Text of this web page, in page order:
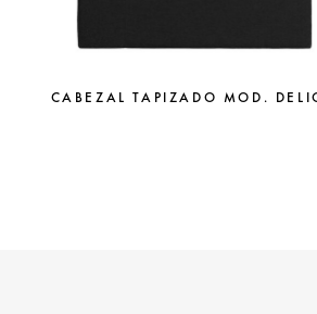
CABEZAL TAPIZADO MOD.